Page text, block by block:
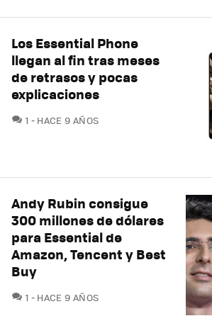
Los Essential Phone
llegan al fin tras meses
de retrasos y pocas
explicaciones
1 COMENTARIOS
HACE 9 AÑOS
Andy Rubin consigue
300 millones de dólares
para Essential de
Amazon, Tencent y Best
Buy
1 COMENTARIOS
HACE 9 AÑOS